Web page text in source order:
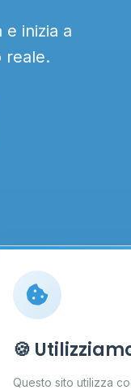
inizia a
reale.
🍪
Questo sito utilizza